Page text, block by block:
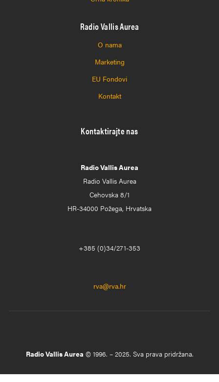
Radio Vallis Aurea
O nama
Marketing
EU Fondovi
Kontakt
Kontaktirajte nas
Radio Vallis Aurea
Radio Vallis Aurea
Cehovska 8/1
HR-34000 Požega, Hrvatska
+385 (0)34/271-353
rva@rva.hr
Radio Vallis Aurea © 1996. – 2025. Sva prava pridržana.